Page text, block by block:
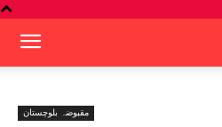
مقبوضہ بلوچستان